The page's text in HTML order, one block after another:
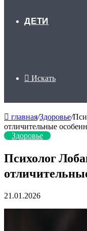
ДЕТИ
Искать
главная/Здоровье/
отличительные
Здоровье
Психолог
21.01.2026